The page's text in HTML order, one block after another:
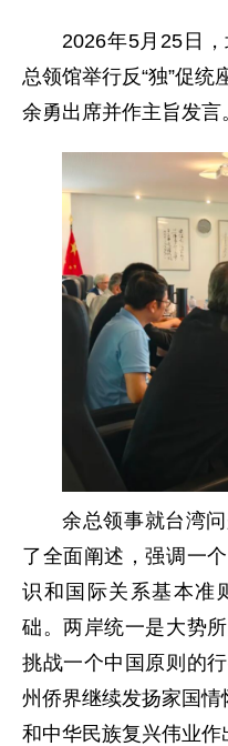
2026年5月25日
总领馆举行反“独”促统
余勇出席并作主旨发言
余总领事就台湾
了全面阐述，强调一
识和国际关系基本准
础。两岸统一是大势
挑战一个中国原则的
州侨界继续发扬家国情
和中华民族复兴伟业作